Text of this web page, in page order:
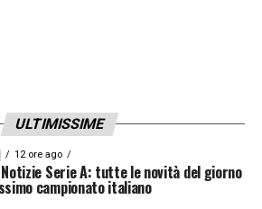
un momento in cui la
ha delle difficoltà, e
di intenti si può
di importante, basta
ULTIMISSIME
12 ore ago
Serie A: tutte le novità del giorno
campionato italiano